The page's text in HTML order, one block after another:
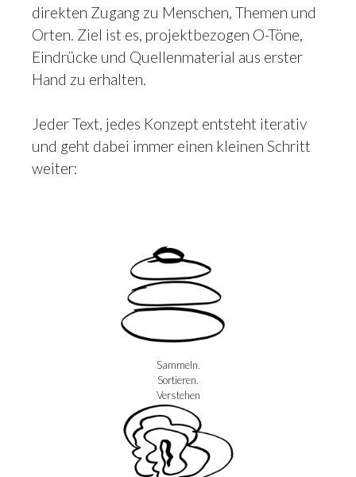
direkten Zugang zu Menschen, Themen und
Orten. Ziel ist es, projektbezogen O-Töne,
Eindrücke und Quellenmaterial aus erster
Hand zu erhalten.
Jeder Text, jedes Konzept entsteht iterativ
und geht dabei immer einen kleinen Schritt
weiter:
Sammeln.
Sortieren.
Verstehen